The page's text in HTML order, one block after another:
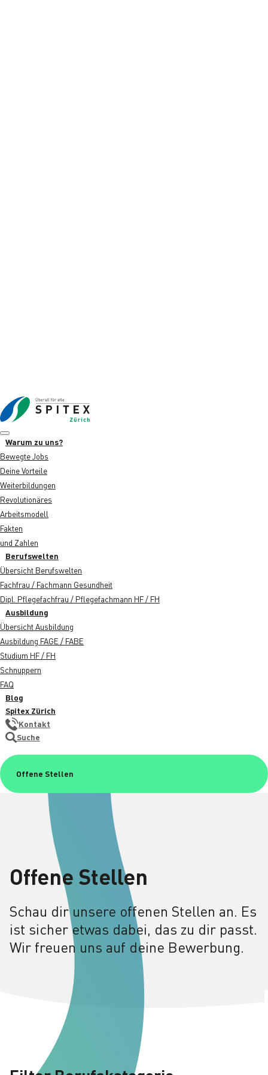
Warum zu uns?
Bewegte Jobs
Deine Vorteile
Weiterbildungen
Revolutionäres
Arbeitsmodell
Fakten
und Zahlen
Berufswelten
Übersicht Berufswelten
Fachfrau / Fachmann Gesundheit
Dipl. Pflegefachfrau / Pflegefachmann HF / FH
Ausbildung
Übersicht Ausbildung
Ausbildung FAGE / FABE
Studium HF / FH
Schnuppern
FAQ
Blog
Spitex Zürich
Kontakt
Suche
Offene Stellen
Offene Stellen
Schau dir unsere offenen Stellen an. Es
ist sicher etwas dabei, das zu dir passt.
Wir freuen uns auf deine Bewerbung.